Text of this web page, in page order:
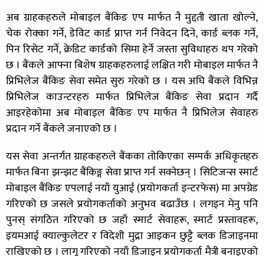
अब ग्राहकहरुले मोबाइल बैंकिङ एप मार्फत नै मुद्दती खाता खोल्ने,
चेक रोक्का गर्ने, डेविट कार्ड प्राप्त गर्न निवेदन दिने, कार्ड ब्लक गर्ने,
पिन रिसेट गर्ने, क्रेडिट कार्डको सिमा हेर्ने जस्ता सुविधाहरु थप गरेको
छ । बैंकले आफ्ना बिशेष ग्राहकहरुलाई लक्षित गरी मोबाइल मार्फत नै
प्रिभिलेज बैंकिङ सेवा समेत सुरु गरेको छ । यस अघि बैंकले विभिन्न
प्रिभिलेज काउन्टरहरु मार्फत प्रिभिलेज बैंकिङ सेवा प्रदान गर्दै
आइरहेकोमा अब मोबाइल बैंकिङ एप मार्फत नै प्रिभिलेज सेवाहरु
प्रदान गर्ने बैंकले जनाएको छ ।
यस सेवा अन्तर्गत ग्राहकहरुले बैंकका तोकिएका सम्पर्क अधिकृतहरु
मार्फत बिना झन्झट बैंकिङ्ग सेवा प्राप्त गर्न सक्नेछन् । सिटिजन्स स्मार्ट
मोबाइल बैंकिङ एपलाई नयाँ युआई (प्रयोगकर्ता इन्टरफेस) मा अपग्रेड
गरिएको छ जसले प्रयोगकर्ताको अनुभव बढाउँछ । लगइन मेनु पनि
पुनस् संगठित गरिएको छ जहाँ स्मार्ट सेवाहरू, स्मार्ट प्रस्तावहरू,
इयमआई क्याल्कुलेटर र विदेशी मुद्रा आइकन छुट्टै ब्लक डिजाइनमा
राखिएको छ । लागू गरिएको नयाँ डिजाइन प्रयोगकर्ता मैत्री बनाइएक‍ो